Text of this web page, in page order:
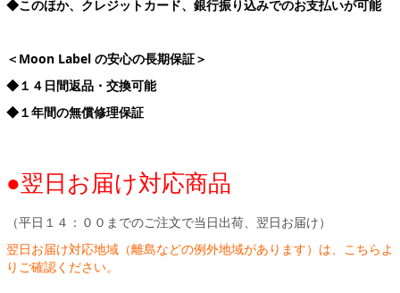
◆このほか、クレジットカード、銀行振り込みでのお支払いが可能
＜Moon Label の安心の長期保証＞
◆１４日間返品・交換可能
◆１年間の無償修理保証
●翌日お届け対応商品
（平日１４：００までのご注文で当日出荷、翌日お届け）
翌日お届け対応地域（離島などの例外地域があります）は、こちらよ
りご確認ください。